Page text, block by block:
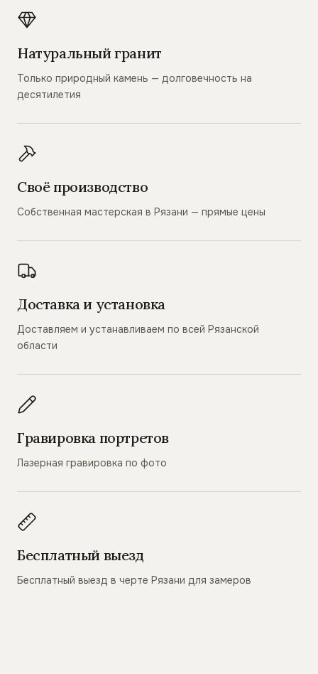
Натуральный гранит
Только природный камень — долговечность на
десятилетия
Своё производство
Собственная мастерская в Рязани — прямые цены
Доставка и установка
Доставляем и устанавливаем по всей Рязанской
области
Гравировка портретов
Лазерная гравировка по фото
Бесплатный выезд
Бесплатный выезд в черте Рязани для замеров